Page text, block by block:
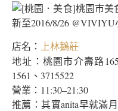
店名： 上林鵝莊
地址：桃園市介壽路
1561、3715522
營業：11:30–21:30
推薦：其實anita早就滿